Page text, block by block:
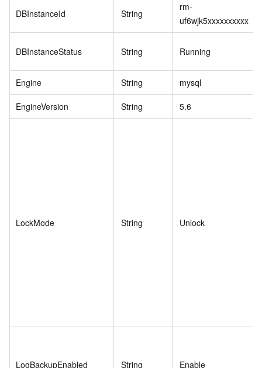
DBInstanceId String
rm-
uf6wjk5xxxxxxxxxx
DBInstanceStatus String Running
Engine String mysql
EngineVersion String 5.6
LockMode String Unlock
LogBackupEnabled String Enable